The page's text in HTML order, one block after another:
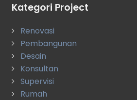
Kategori Project
Renovasi
Pembangunan
Desain
Konsultan
Supervisi
Rumah